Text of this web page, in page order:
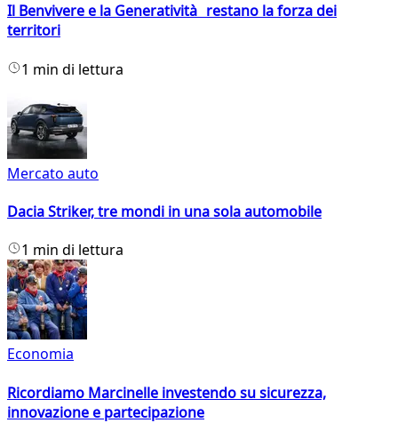
Il Benvivere e la Generatività restano la forza dei
territori
1 min di lettura
Mercato auto
Dacia Striker, tre mondi in una sola automobile
1 min di lettura
Economia
Ricordiamo Marcinelle investendo su sicurezza,
innovazione e partecipazione